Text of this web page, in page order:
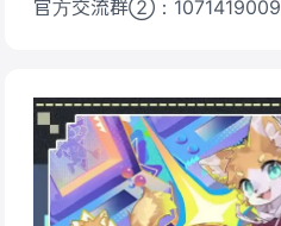
官方交流群②：1071419009